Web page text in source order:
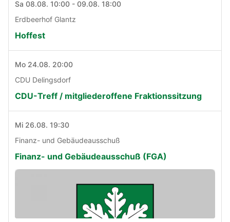
Sa 08.08. 10:00 - 09.08. 18:00
Erdbeerhof Glantz
Hoffest
Mo 24.08. 20:00
CDU Delingsdorf
CDU-Treff / mitgliederoffene Fraktionssitzung
Mi 26.08. 19:30
Finanz- und Gebäudeausschuß
Finanz- und Gebäudeausschuß (FGA)